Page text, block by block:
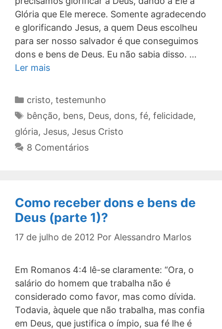
Glória que Ele merece. Somente agradecendo
e glorificando Jesus, a quem Deus escolheu
para ser nosso salvador é que conseguimos
dons e bens de Deus. Eu não sabia disso. …
Ler mais
Categorias
cristo, testemunho
Tags
bênção, bens, Deus, dons, fé, felicidade,
glória, Jesus, Jesus Cristo
8 Comentários
Como receber dons e bens de
Deus (parte 1)?
17 de julho de 2012 Por Alessandro Marlos
Em Romanos 4:4 lê-se claramente: “Ora, o
salário do homem que trabalha não é
considerado como favor, mas como dívida.
Todavia, àquele que não trabalha, mas confia
em Deus, que justifica o ímpio, sua fé lhe é